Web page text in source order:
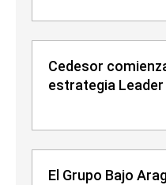
Cedesor
estrategia
El Grupo Bajo